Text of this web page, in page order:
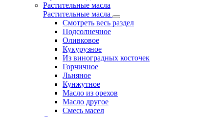
Растительные масла
Растительные масла
Смотреть весь раздел
Подсолнечное
Оливковое
Кукурузное
Из виноградных косточек
Горчичное
Льняное
Кунжутное
Масло из орехов
Масло другое
Смесь масел